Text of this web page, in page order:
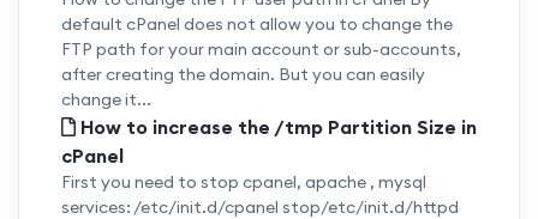
default cPanel does not allow you to change the
FTP path for your main account or sub-accounts,
after creating the domain. But you can easily
change it...
How to increase the /tmp Partition Size in
cPanel
First you need to stop cpanel, apache , mysql
services: /etc/init.d/cpanel stop/etc/init.d/httpd